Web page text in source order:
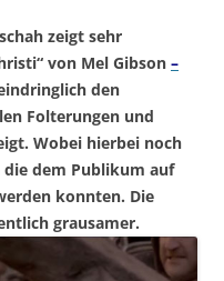
zeigt sehr
von Mel Gibson –
den
Folterungen und
Wobei hierbei noch
die dem Publikum auf
konnten. Die
grausamer.